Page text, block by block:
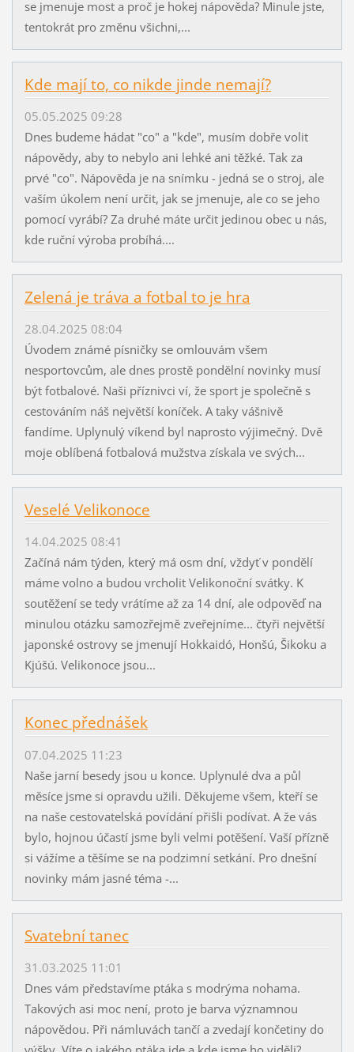
se jmenuje most a proč je hokej nápověda? Minule jste,
tentokrát pro změnu všichni,...
Kde mají to, co nikde jinde nemají?
05.05.2025 09:28
Dnes budeme hádat "co" a "kde", musím dobře volit
nápovědy, aby to nebylo ani lehké ani těžké. Tak za
prvé "co". Nápověda je na snímku - jedná se o stroj, ale
vaším úkolem není určit, jak se jmenuje, ale co se jeho
pomocí vyrábí? Za druhé máte určit jedinou obec u nás,
kde ruční výroba probíhá....
Zelená je tráva a fotbal to je hra
28.04.2025 08:04
Úvodem známé písničky se omlouvám všem
nesportovcům, ale dnes prostě pondělní novinky musí
být fotbalové. Naši příznivci ví, že sport je společně s
cestováním náš největší koníček. A taky vášnivě
fandíme. Uplynulý víkend byl naprosto výjimečný. Dvě
moje oblíbená fotbalová mužstva získala ve svých...
Veselé Velikonoce
14.04.2025 08:41
Začíná nám týden, který má osm dní, vždyť v pondělí
máme volno a budou vrcholit Velikonoční svátky. K
soutěžení se tedy vrátíme až za 14 dní, ale odpověď na
minulou otázku samozřejmě zveřejníme... čtyři největší
japonské ostrovy se jmenují Hokkaidó, Honšú, Šikoku a
Kjúšú. Velikonoce jsou...
Konec přednášek
07.04.2025 11:23
Naše jarní besedy jsou u konce. Uplynulé dva a půl
měsíce jsme si opravdu užili. Děkujeme všem, kteří se
na naše cestovatelská povídání přišli podívat. A že vás
bylo, hojnou účastí jsme byli velmi potěšení. Vaší přízně
si vážíme a těšíme se na podzimní setkání. Pro dnešní
novinky mám jasné téma -...
Svatební tanec
31.03.2025 11:01
Dnes vám představíme ptáka s modrýma nohama.
Takových asi moc není, proto je barva významnou
nápovědou. Při námluvách tančí a zvedají končetiny do